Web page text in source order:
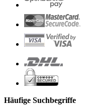
Häufige Suchbegriffe